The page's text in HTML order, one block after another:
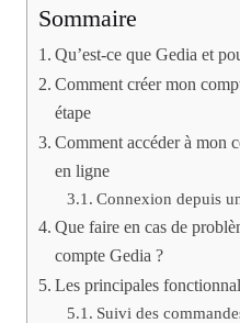
Sommaire
Qu’est-ce que Gedia et
Comment créer mon
étape
Comment accéder à mon
en ligne
Connexion depuis
Que faire en cas de
compte Gedia ?
Les principales
Suivi des